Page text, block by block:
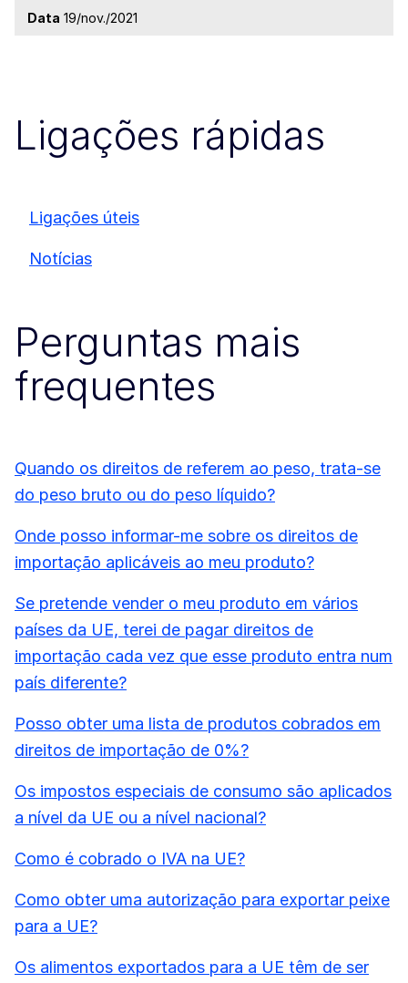
Data 19/nov./2021
Ligações rápidas
Ligações úteis
Notícias
Perguntas mais
frequentes
Quando os direitos de referem ao peso, trata-se
do peso bruto ou do peso líquido?
Onde posso informar-me sobre os direitos de
importação aplicáveis ao meu produto?
Se pretende vender o meu produto em vários
países da UE, terei de pagar direitos de
importação cada vez que esse produto entra num
país diferente?
Posso obter uma lista de produtos cobrados em
direitos de importação de 0%?
Os impostos especiais de consumo são aplicados
a nível da UE ou a nível nacional?
Como é cobrado o IVA na UE?
Como obter uma autorização para exportar peixe
para a UE?
Os alimentos exportados para a UE têm de ser